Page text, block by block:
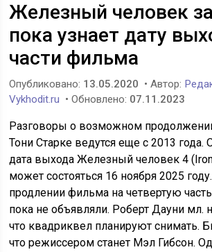
Железный человек
пока узнает дату
части фильма
Опубликовано: 13.05.2020 • Автор:
Vykhodit.ru • Обновлено: 07.11.2023
Разговоры о возможном
Тони Старке ведутся еще с 2013 года.
дата выхода Железный человек 4
может состояться 16 ноября 2025
продлении фильма на четвертую
пока не объявляли. Роберт Дауни мл.
что квадриквел планируют снимать.
что режиссером станет Мэл Гибсон.